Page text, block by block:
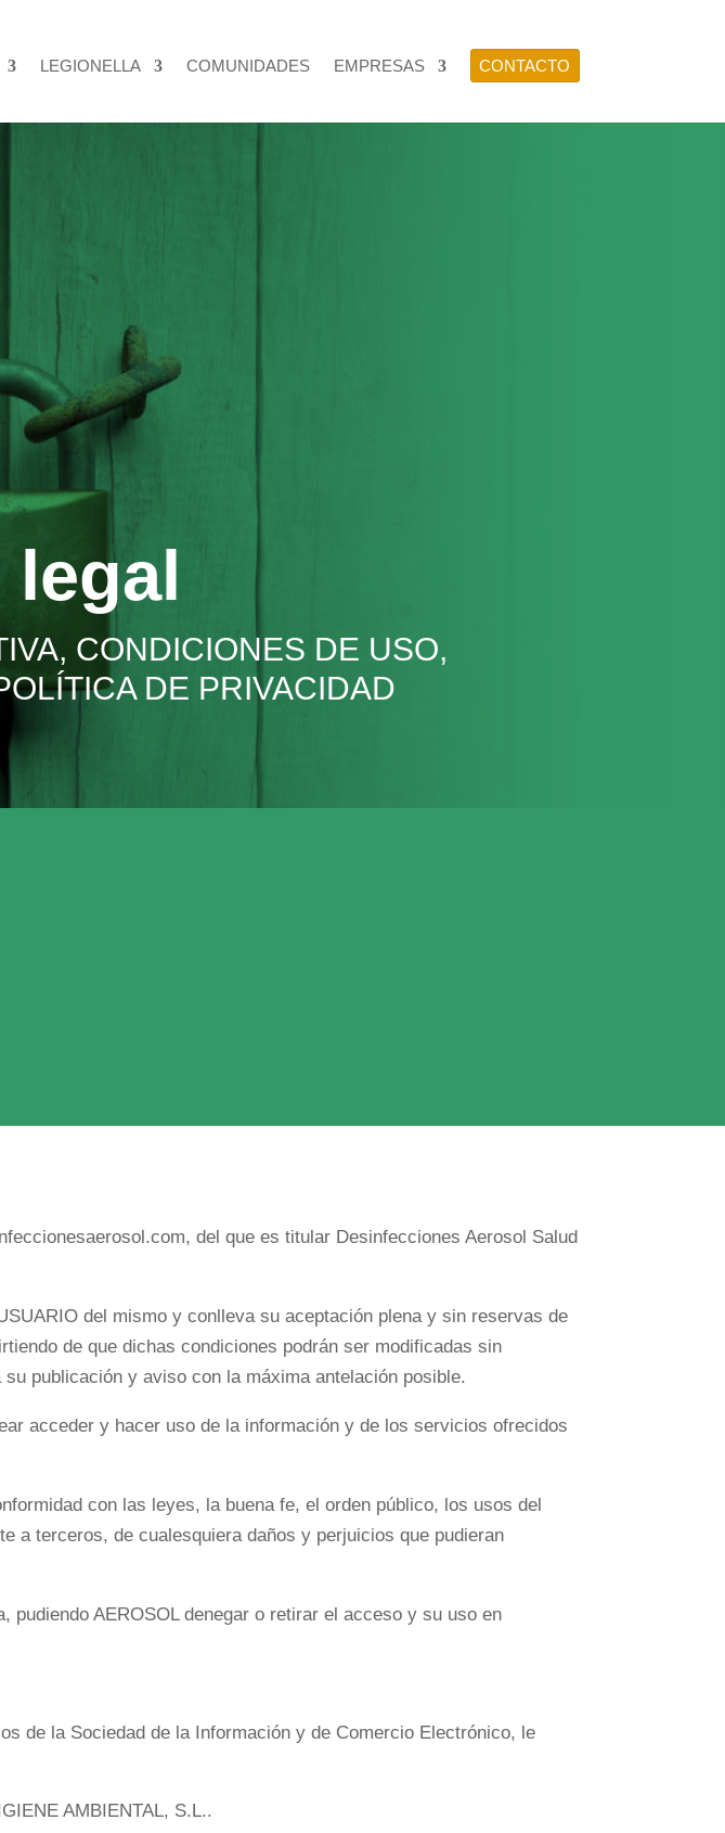
LEGIONELLA COMUNIDADES EMPRESAS CONTACTO
CONDICIONES DE USO,
DE PRIVACIDAD
del que es titular Desinfecciones Aerosol Salud
del mismo y conlleva su aceptación plena y sin reservas de
de que dichas condiciones podrán ser modificadas sin
publicación y aviso con la máxima antelación posible.
acceder y hacer uso de la información y de los servicios ofrecidos
con las leyes, la buena fe, el orden público, los usos del
a terceros, de cualesquiera daños y perjuicios que pudieran
AEROSOL denegar o retirar el acceso y su uso en
de la Sociedad de la Información y de Comercio Electrónico, le
AMBIENTAL, S.L..